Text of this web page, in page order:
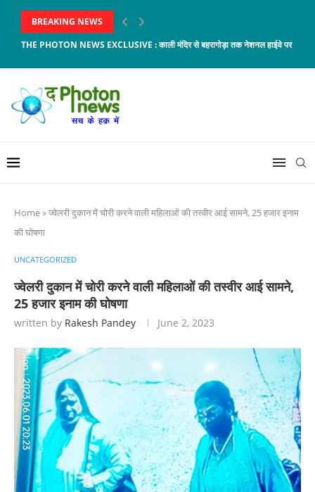
BREAKING NEWS
THE PHOTON NEWS EXCLUSIVE : काली मंदिर से बहरागोड़ा तक नेशनल हाईवे पर लगेंगे
Home»ज्वेलरी दुकान में चोरी करने वाली महिलाओं की तस्वीर आई सामने, 25 हजार इनाम
की घोषणा
UNCATEGORIZED
ज्वेलरी दुकान में चोरी करने वाली महिलाओं की तस्वीर आई सामने,
25 हजार इनाम की घोषणा
written by Rakesh Pandey June 2, 2023